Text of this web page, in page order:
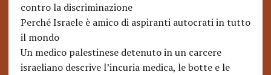
contro la discriminazione
Perché Israele è amico di aspiranti autocrati in tutto
il mondo
Un medico palestinese detenuto in un carcere
israeliano descrive l’incuria medica, le botte e le